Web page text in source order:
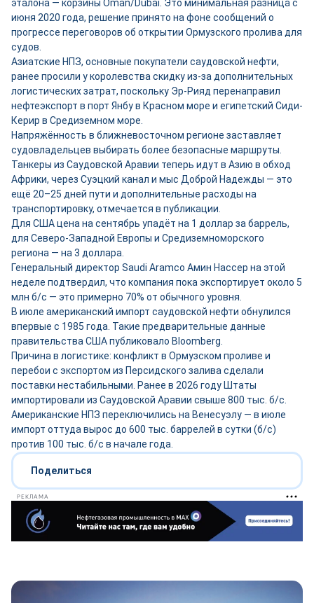
эталона — корзины Oman/Dubai. Это минимальная разница с
июня 2020 года, решение принято на фоне сообщений о
прогрессе переговоров об открытии Ормузского пролива для
судов.
Азиатские НПЗ, основные покупатели саудовской нефти,
ранее просили у королевства скидку из-за дополнительных
логистических затрат, поскольку Эр-Рияд перенаправил
нефтеэкспорт в порт Янбу в Красном море и египетский Сиди-
Керир в Средиземном море.
Напряжённость в ближневосточном регионе заставляет
судовладельцев выбирать более безопасные маршруты.
Танкеры из Саудовской Аравии теперь идут в Азию в обход
Африки, через Суэцкий канал и мыс Доброй Надежды — это
ещё 20–25 дней пути и дополнительные расходы на
транспортировку, отмечается в публикации.
Для США цена на сентябрь упадёт на 1 доллар за баррель,
для Северо-Западной Европы и Средиземноморского
региона — на 3 доллара.
Генеральный директор Saudi Aramco Амин Нассер на этой
неделе подтвердил, что компания пока экспортирует около 5
млн б/с — это примерно 70% от обычного уровня.
В июле американский импорт саудовской нефти обнулился
впервые с 1985 года. Такие предварительные данные
правительства США публиковало Bloomberg.
Причина в логистике: конфликт в Ормузском проливе и
перебои с экспортом из Персидского залива сделали
поставки нестабильными. Ранее в 2026 году Штаты
импортировали из Саудовской Аравии свыше 800 тыс. б/с.
Американские НПЗ переключились на Венесуэлу — в июле
импорт оттуда вырос до 600 тыс. баррелей в сутки (б/с)
против 100 тыс. б/с в начале года.
Поделиться
РЕКЛАМА